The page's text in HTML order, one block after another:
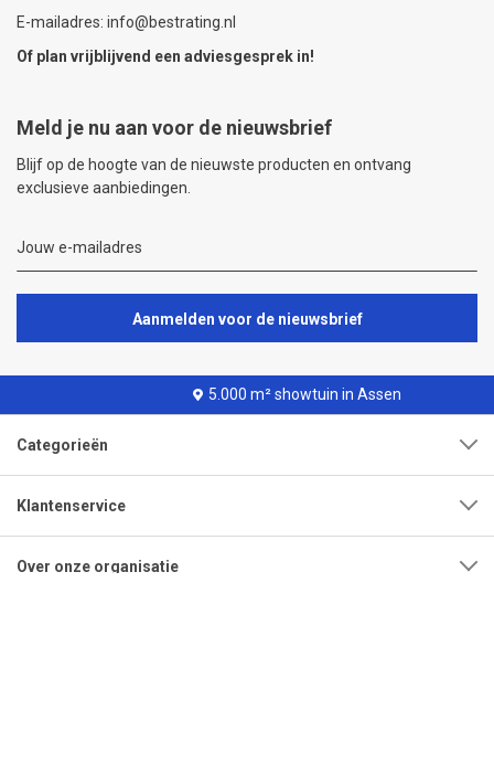
E-mailadres: info@bestrating.nl
Of plan vrijblijvend een adviesgesprek in!
Meld je nu aan voor de nieuwsbrief
Blijf op de hoogte van de nieuwste producten en ontvang
exclusieve aanbiedingen.
Aanmelden voor de nieuwsbrief
5.000 m² showtuin in Assen
Categorieën
Klantenservice
Over onze organisatie